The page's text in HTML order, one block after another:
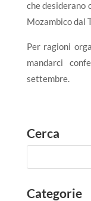
che desiderano
Mozambico dal
Per ragioni
mandarci
settembre.
Cerca
Categorie